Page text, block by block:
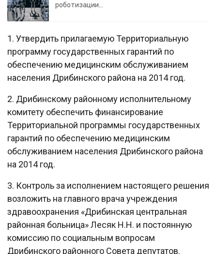
роботизации…
1. Утвердить прилагаемую Территориальную
программу государственных гарантий по
обеспечению медицинским обслуживанием
населения Дрибинского района на 2014 год.
2. Дрибинскому районному исполнительному
комитету обеспечить финансирование
Территориальной программы государственных
гарантий по обеспечению медицинским
обслуживанием населения Дрибинского района
на 2014 год.
3. Контроль за исполнением настоящего решения
возложить на главного врача учреждения
здравоохранения «Дрибинская центральная
районная больница» Лесяк Н.Н. и постоянную
комиссию по социальным вопросам
Дрибинского районного Совета депутатов.